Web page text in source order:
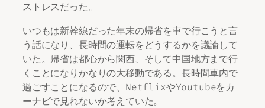
ストレスだった。
いつもは新幹線だった年末の帰省を車で行こうと言
う話になり、長時間の運転をどうするかを議論して
いた。帰省は都心から関西、そして中国地方まで行
くことになりかなりの大移動である。長時間車内で
過ごすことになるので、NetflixやYoutubeをカ
ーナビで見れないか考えていた。